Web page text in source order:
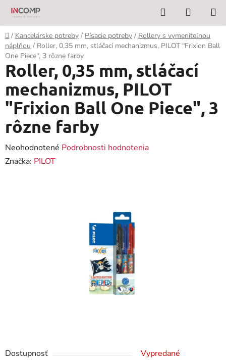
Prejsť
obsah
Hľadať
KOŠÍK
Domov
/ Kancelárske potreby / Písacie potreby / Rollery s vymeniteľnou
náplňou / Roller, 0,35 mm, stláčací mechanizmus, PILOT "Frixion Ball
One Piece", 3 rôzne farby
Dostupnosť
Vypredané
Roller, 0,35 mm, stláčací
mechanizmus, PILOT
"Frixion Ball One Piece", 3
rôzne farby
Priemerné
hodnotenie
Neohodnotené Podrobnosti hodnotenia
Značka: PILOT